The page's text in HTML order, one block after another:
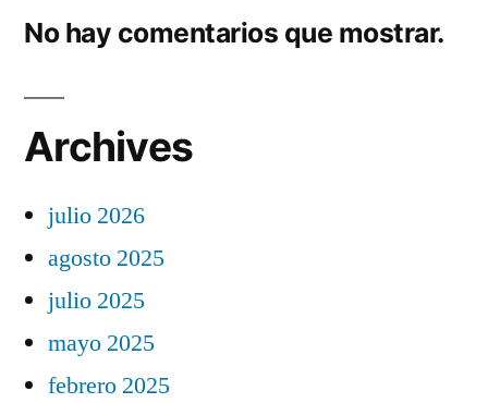
No hay comentarios que mostrar.
Archives
julio 2026
agosto 2025
julio 2025
mayo 2025
febrero 2025